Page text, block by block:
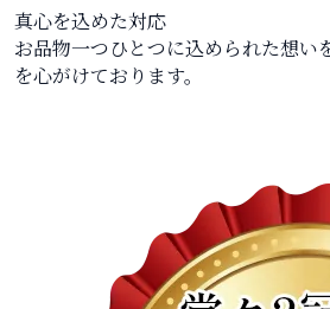
真心を込めた対応
お品物一つひとつに込められた想い
を心がけております。